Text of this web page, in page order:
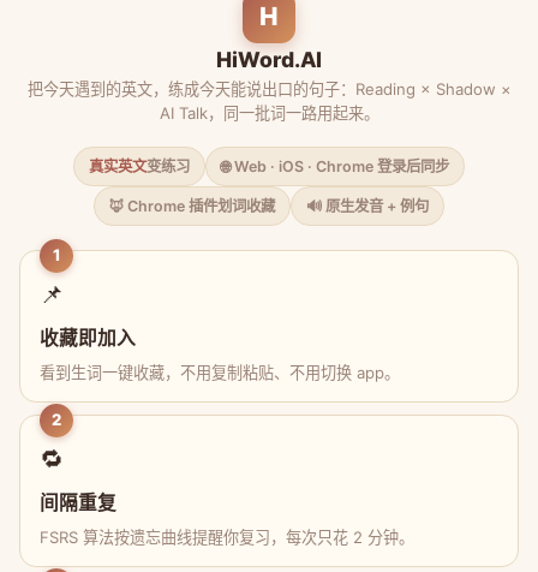
H
HiWord.AI
把今天遇到的英文，练成今天能说出口的句子：Reading × Shadow ×
AI Talk，同一批词一路用起来。
真实英文变练习 🌐 Web · iOS · Chrome 登录后同步
🦊 Chrome 插件划词收藏 🔊 原生发音 + 例句
1
📌
收藏即加入
看到生词一键收藏，不用复制粘贴、不用切换 app。
2
🔁
间隔重复
FSRS 算法按遗忘曲线提醒你复习，每次只花 2 分钟。